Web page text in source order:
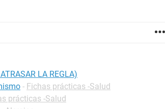
LA REGLA)
- Fichas prácticas -Salud
prácticas -Salud